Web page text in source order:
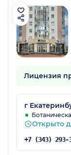
Лицензия
г
Открыто